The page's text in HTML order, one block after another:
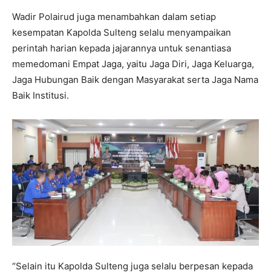
Wadir Polairud juga menambahkan dalam setiap
kesempatan Kapolda Sulteng selalu menyampaikan
perintah harian kepada jajarannya untuk senantiasa
memedomani Empat Jaga, yaitu Jaga Diri, Jaga Keluarga,
Jaga Hubungan Baik dengan Masyarakat serta Jaga Nama
Baik Institusi.
“Selain itu Kapolda Sulteng juga selalu berpesan kepada